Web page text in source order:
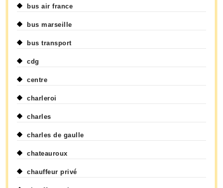
bus air france
bus marseille
bus transport
cdg
centre
charleroi
charles
charles de gaulle
chateauroux
chauffeur privé